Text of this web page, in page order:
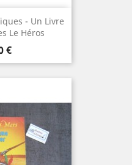
- Un Livre
Le Héros
€